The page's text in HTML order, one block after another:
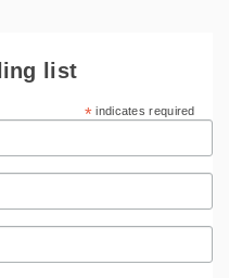
list
* indicates required